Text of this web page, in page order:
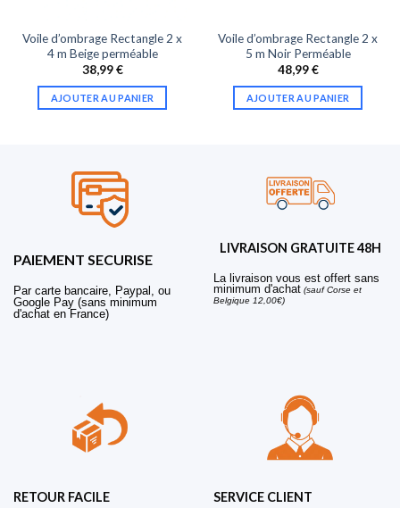
Voile d’ombrage Rectangle 2 x
4 m Beige perméable
38,99€
AJOUTER AU PANIER
Voile d’ombrage Rectangle 2 x
5 m Noir Perméable
48,99€
AJOUTER AU PANIER
PAIEMENT SECURISE
Par carte bancaire, Paypal, ou
Google Pay (sans minimum
d'achat en France)
LIVRAISON GRATUITE 48H
La livraison vous est offert sans
minimum d'achat (sauf Corse et
Belgique 12,00€)
RETOUR FACILE SERVICE CLIENT